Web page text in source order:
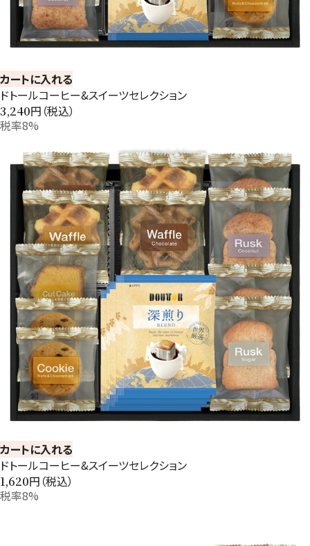
カートに入れる
ドトールコーヒー&スイーツセレクション
3,240円（税込）
税率8%
カートに入れる
ドトールコーヒー&スイーツセレクション
1,620円（税込）
税率8%